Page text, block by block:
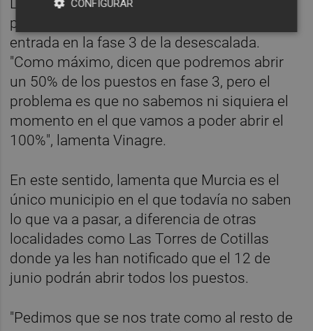
Los afectados esperan que se despeje su
panorama a partir del próximo lunes, con la
entrada en la fase 3 de la desescalada.
"Como máximo, dicen que podremos abrir
un 50% de los puestos en fase 3, pero el
problema es que no sabemos ni siquiera el
momento en el que vamos a poder abrir el
100%", lamenta Vinagre.
En este sentido, lamenta que Murcia es el
único municipio en el que todavía no saben
lo que va a pasar, a diferencia de otras
localidades como Las Torres de Cotillas
donde ya les han notificado que el 12 de
junio podrán abrir todos los puestos.
"Pedimos que se nos trate como al resto de
CONFIGURAR